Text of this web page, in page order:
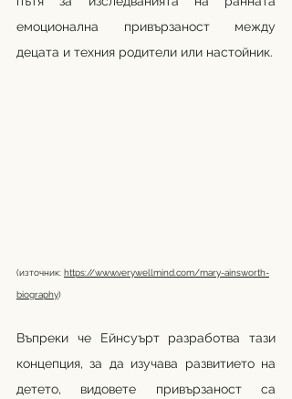
емоционална привързаност между
децата и техния родители или настойник.
(източник: https://www.verywellmind.com/mary-ainsworth-
biography)
Въпреки че Ейнсуърт разработва тази
концепция, за да изучава развитието на
детето, видовете привързаност са